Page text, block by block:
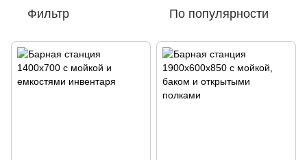
Фильтр По популярности